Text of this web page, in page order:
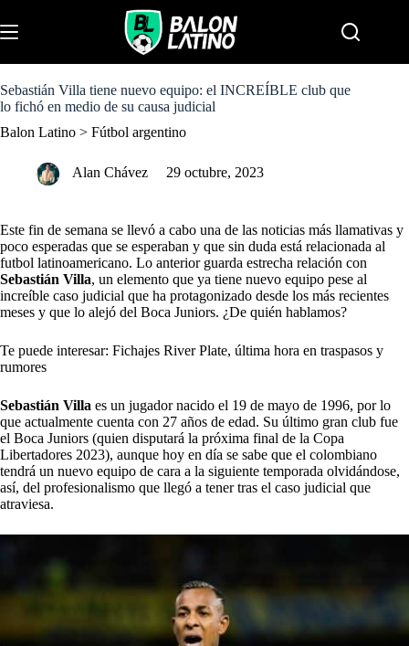
k
i
o
c
n
Sebastián Villa tiene nuevo equipo: el INCREÍBLE club que
lo fichó en medio de su causa judicial
Balon Latino > Fútbol argentino
Alan Chávez 29 octubre, 2023
Este fin de semana se llevó a cabo una de las noticias más llamativas y
poco esperadas que se esperaban y que sin duda está relacionada al
futbol latinoamericano. Lo anterior guarda estrecha relación con
Sebastián Villa, un elemento que ya tiene nuevo equipo pese al
increíble caso judicial que ha protagonizado desde los más recientes
meses y que lo alejó del Boca Juniors. ¿De quién hablamos?
Te puede interesar: Fichajes River Plate, última hora en traspasos y
rumores
Sebastián Villa es un jugador nacido el 19 de mayo de 1996, por lo
que actualmente cuenta con 27 años de edad. Su último gran club fue
el Boca Juniors (quien disputará la próxima final de la Copa
Libertadores 2023), aunque hoy en día se sabe que el colombiano
tendrá un nuevo equipo de cara a la siguiente temporada olvidándose,
así, del profesionalismo que llegó a tener tras el caso judicial que
atraviesa.